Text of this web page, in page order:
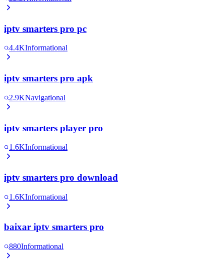
iptv smarters pro pc
4.4KInformational
iptv smarters pro apk
2.9KNavigational
iptv smarters player pro
1.6KInformational
iptv smarters pro download
1.6KInformational
baixar iptv smarters pro
880Informational